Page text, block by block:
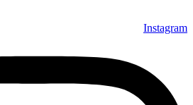
Instagram